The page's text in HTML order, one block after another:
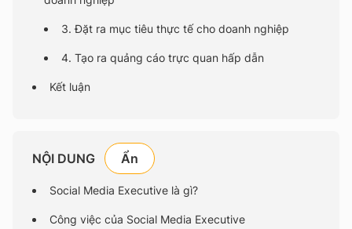
3. Đặt ra mục tiêu thực tế cho doanh nghiệp
4. Tạo ra quảng cáo trực quan hấp dẫn
Kết luận
NỘI DUNG
Social Media Executive là gì?
Công việc của Social Media Executive